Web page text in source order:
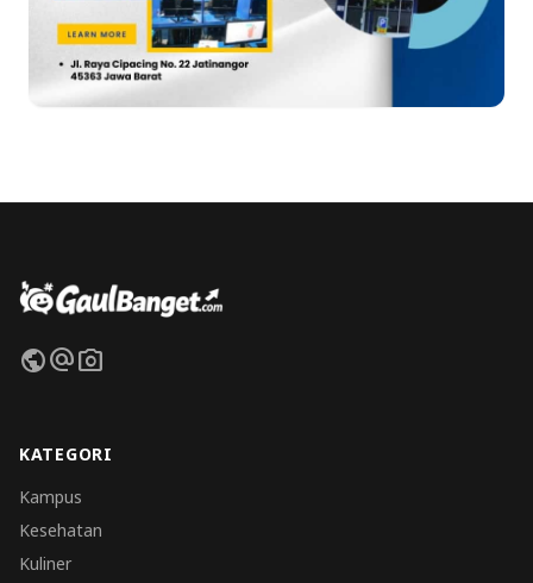
publicalternate_emailphoto_camera
KATEGORI
Kampus
Kesehatan
Kuliner